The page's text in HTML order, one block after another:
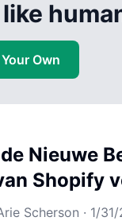
Own
Nieuwe
Shopify
Scherson · 1/